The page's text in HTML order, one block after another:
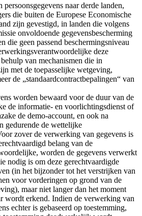
naar derde landen,
die buiten de Europese Economische
zijn gevestigd, in landen die volgens
onvoldoende gegevensbescherming
die geen passend beschermingsniveau
deze
van mechanismen die in
met de toepasselijke wetgeving,
de „standaardcontractbepalingen“ van
worden bewaard voor de duur van de
de informatie- en voorlichtingsdienst of
de demo-account, en ook na
gedurende de wettelijke
zover de verwerking van gegevens is
belang van de
worden de gegevens verwerkt
nodig is om deze gerechtvaardigde
(in het bijzonder tot het verstrijken van
voor vorderingen op grond van de
maar niet langer dan het moment
wordt erkend. Indien de verwerking van
echter is gebaseerd op toestemming,